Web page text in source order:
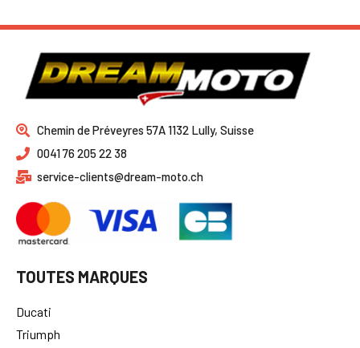
Chemin de Préveyres 57A 1132 Lully, Suisse
0041 76 205 22 38
service-clients@dream-moto.ch
TOUTES MARQUES
Ducati
Triumph